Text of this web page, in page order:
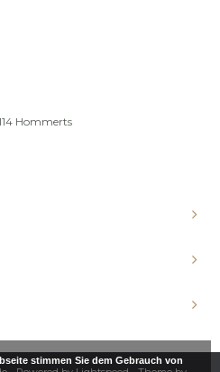
Hommerts
stimmen Sie dem Gebrauch von